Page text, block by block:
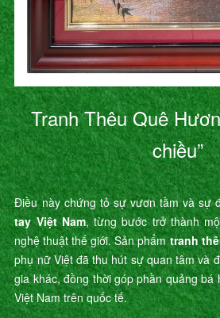
Tranh Thêu Quê
chiều”
Điều này chứng tỏ sự vươn tầm và sự
tay Việt Nam, từng bước trở thành
nghệ thuật thế giới. Sản phẩmtranh
phụ nữ Việt đã thu hút sự quan tâm và
gia khác, đồng thời góp phần quảng
Việt Nam trên quốc tế.